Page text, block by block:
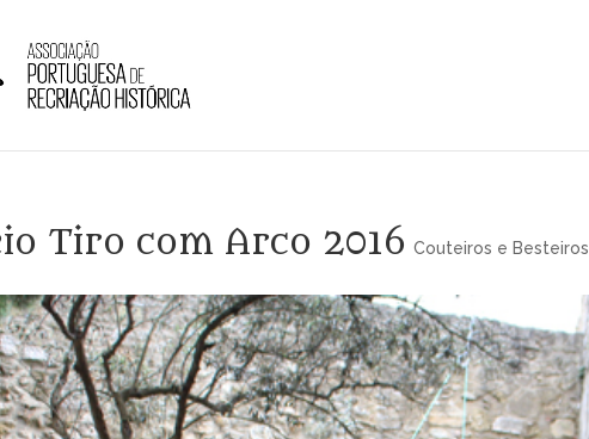
Tiro com Arco 2016 Couteiros e Besteiros